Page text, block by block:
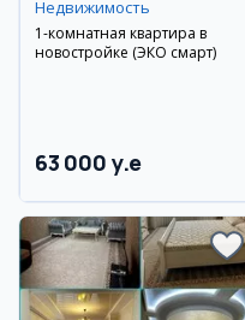
Недвижимость
1-комнатная квартира в
новостройке (ЭКО смарт)
63 000 y.e